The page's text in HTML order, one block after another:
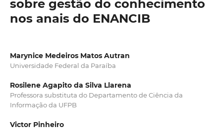
sobre gestão do conhecimento
nos anais do ENANCIB
Marynice Medeiros Matos Autran
Universidade Federal da Paraíba
Rosilene Agapito da Silva Llarena
Professora substituta do Departamento de Ciência da
Informação da UFPB
Victor Pinheiro